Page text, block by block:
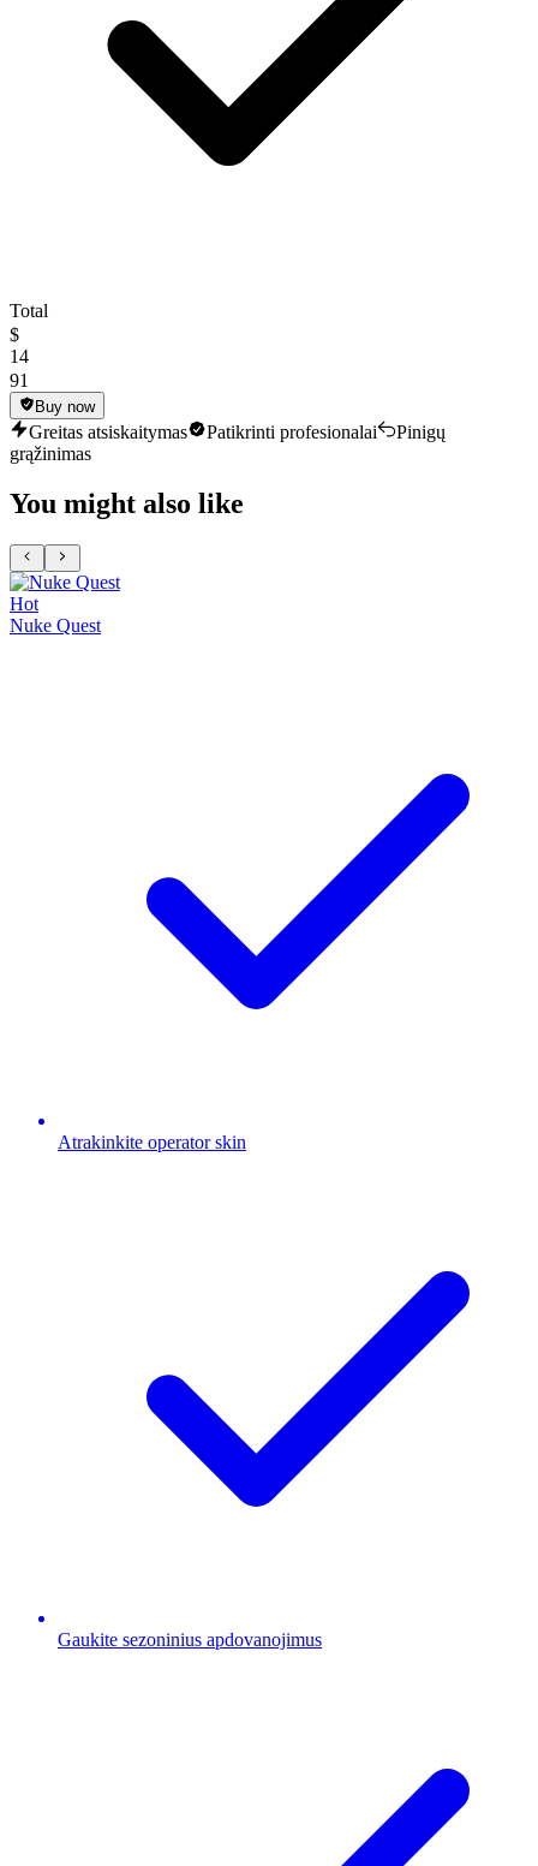
Total
$
14
91
Buy now
Greitas atsiskaitymas Patikrinti profesionalai
Pinigų
grąžinimas
You might also like
Hot
Nuke Quest
Atrakinkite operator skin
Gaukite sezoninius apdovanojimus